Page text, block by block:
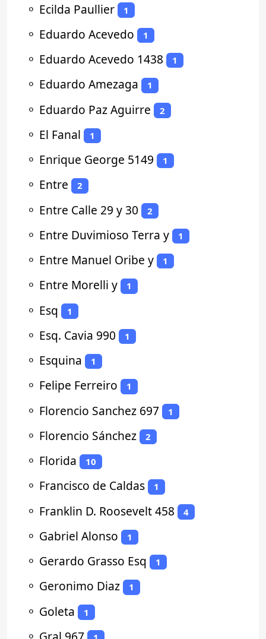
⚬ Ecilda Paullier 1
⚬ Eduardo Acevedo 1
⚬ Eduardo Acevedo 1438 1
⚬ Eduardo Amezaga 1
⚬ Eduardo Paz Aguirre 2
⚬ El Fanal 1
⚬ Enrique George 5149 1
⚬ Entre 2
⚬ Entre Calle 29 y 30 2
⚬ Entre Duvimioso Terra y 1
⚬ Entre Manuel Oribe y 1
⚬ Entre Morelli y 1
⚬ Esq 1
⚬ Esq. Cavia 990 1
⚬ Esquina 1
⚬ Felipe Ferreiro 1
⚬ Florencio Sanchez 697 1
⚬ Florencio Sánchez 2
⚬ Florida 10
⚬ Francisco de Caldas 1
⚬ Franklin D. Roosevelt 458 4
⚬ Gabriel Alonso 1
⚬ Gerardo Grasso Esq 1
⚬ Geronimo Diaz 1
⚬ Goleta 1